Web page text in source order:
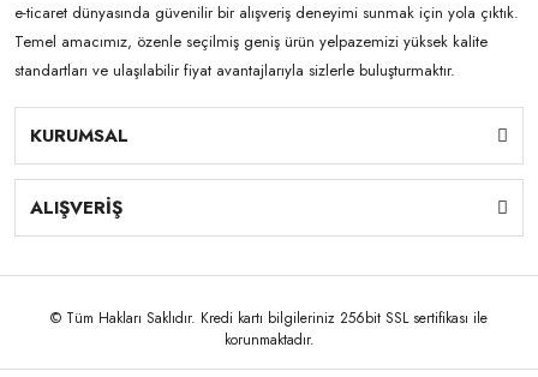
e-ticaret dünyasında güvenilir bir alışveriş deneyimi sunmak için yola çıktık.
Temel amacımız, özenle seçilmiş geniş ürün yelpazemizi yüksek kalite
standartları ve ulaşılabilir fiyat avantajlarıyla sizlerle buluşturmaktır.
KURUMSAL
ALIŞVERİŞ
© Tüm Hakları Saklıdır. Kredi kartı bilgileriniz 256bit SSL sertifikası ile
korunmaktadır.